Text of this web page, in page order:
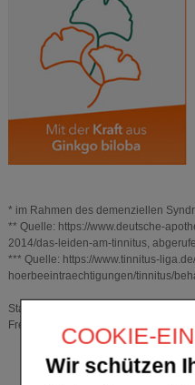
COOKIE-
Wir schützen
* im Rahmen des demenziellen
** Quelle: https://www.deutsche-
2014/das-leiden-am-tinnitus,
*** Quelle: https://www.tinnitus-
hoerbeeintraechtigungen/tinnitus/
Stand: Apr 2023
Freigabenummer: MULTI-DE-03753